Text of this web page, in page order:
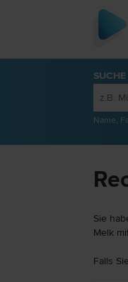
SUCHE
Name,
Sie
Melk
Falls